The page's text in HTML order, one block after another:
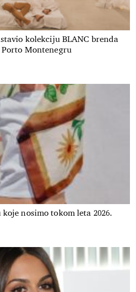
kolekciju BLANC brenda
Montenegru
nosimo tokom leta 2026.